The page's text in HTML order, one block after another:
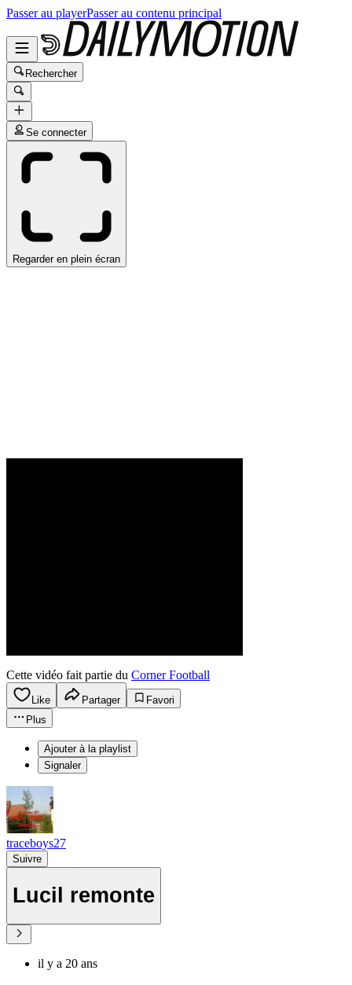
Passer au playerPasser au contenu principal
Rechercher
Se connecter
Regarder en plein écran
Cette vidéo fait partie du Corner Football
Like Partager
Favori
Plus
Ajouter à la playlist
Signaler
traceboys27
Suivre
Lucil remonte
il y a 20 ans